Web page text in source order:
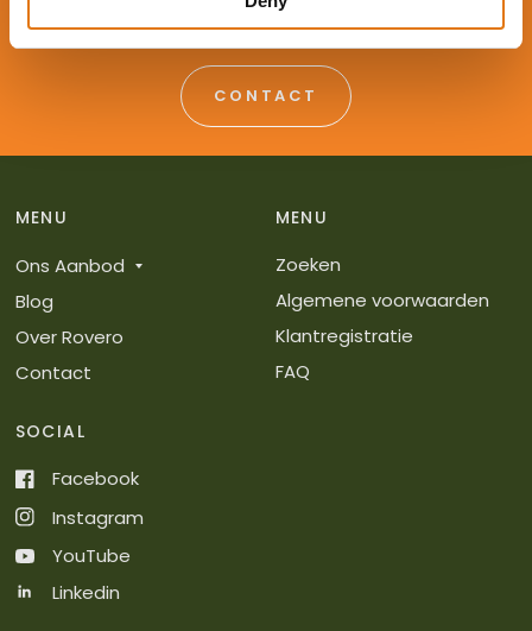
mee!
CONTACT
MENU
Ons Aanbod
Blog
Over Rovero
Contact
MENU
Zoeken
Algemene voorwaarden
Klantregistratie
FAQ
SOCIAL
Facebook
Instagram
YouTube
Linkedin